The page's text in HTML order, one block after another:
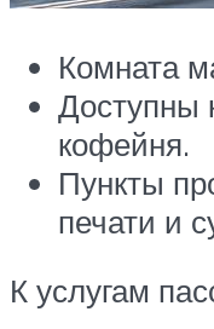
Комната
Доступны
кофейня.
Пункты
печати и
К услугам